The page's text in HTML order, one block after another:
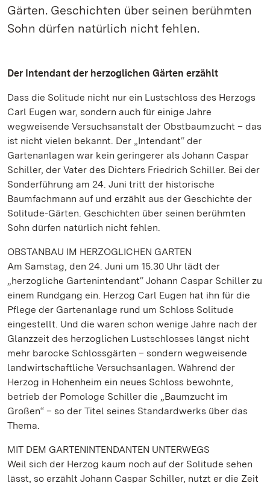
Gärten. Geschichten über seinen berühmten
Sohn dürfen natürlich nicht fehlen.
Der Intendant der herzoglichen Gärten erzählt
Dass die Solitude nicht nur ein Lustschloss des Herzogs
Carl Eugen war, sondern auch für einige Jahre
wegweisende Versuchsanstalt der Obstbaumzucht – das
ist nicht vielen bekannt. Der „Intendant“ der
Gartenanlagen war kein geringerer als Johann Caspar
Schiller, der Vater des Dichters Friedrich Schiller. Bei der
Sonderführung am 24. Juni tritt der historische
Baumfachmann auf und erzählt aus der Geschichte der
Solitude-Gärten. Geschichten über seinen berühmten
Sohn dürfen natürlich nicht fehlen.
OBSTANBAU IM HERZOGLICHEN GARTEN
Am Samstag, den 24. Juni um 15.30 Uhr lädt der
„herzogliche Gartenintendant“ Johann Caspar Schiller zu
einem Rundgang ein. Herzog Carl Eugen hat ihn für die
Pflege der Gartenanlage rund um Schloss Solitude
eingestellt. Und die waren schon wenige Jahre nach der
Glanzzeit des herzoglichen Lustschlosses längst nicht
mehr barocke Schlossgärten – sondern wegweisende
landwirtschaftliche Versuchsanlagen. Während der
Herzog in Hohenheim ein neues Schloss bewohnte,
betrieb der Pomologe Schiller die „Baumzucht im
Großen“ – so der Titel seines Standardwerks über das
Thema.
MIT DEM GARTENINTENDANTEN UNTERWEGS
Weil sich der Herzog kaum noch auf der Solitude sehen
lässt, so erzählt Johann Caspar Schiller, nutzt er die Zeit